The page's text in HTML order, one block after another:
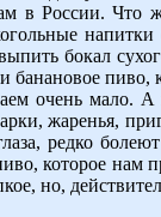
в России. Что
бокал
банановое
очень мало.
жаренья,
редко
которое нам
но,